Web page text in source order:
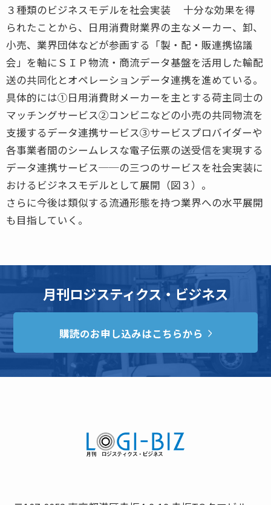
３種類のビジネスモデルを社会実装 十分な効果を得
られたことから、日用消費財業界の主なメーカー、卸、
小売、業界団体などが参画する「製・配・販連携協議
会」を軸にＳＩＰ物流・商流データ基盤を活用した輸配
送の共同化とオペレーションデータ連携を進めている。
具体的には①日用消費財メーカーを主とする荷主同士の
マッチングサービス②コンビニなどの小売の共同物流を
支援するデータ連携サービス③サービスプロバイダーや
各事業者間のシームレスな電子伝票の送受信を実現する
データ連携サービス──の三つのサービスを社会実装に
おけるビジネスモデルとして展開（図３）。
さらに今後は類似する流通形態を持つ業界への水平展開
も目指していく。
月刊ロジスティクス・ビジネス
購読のお申し込みはこちらから